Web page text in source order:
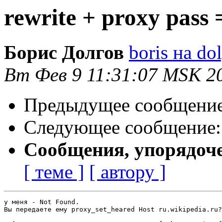
rewrite + proxy pass
Борис Долгов boris на
Вт Фев 9 11:31:07 MSK
Предыдущее
Следующее
Сообщения,
[ теме ] [ автору ]
у меня - Not Found.
Вы передаете ему proxy_set_heared Host ru.wikipedia.ru?